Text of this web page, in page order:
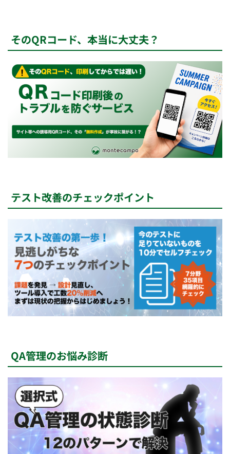
そのQRコード、本当に大丈夫？
テスト改善のチェックポイント
QA管理のお悩み診断